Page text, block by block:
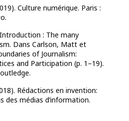
Culture numérique. Paris :
: The many
Dans Carlson, Matt et
of Journalism:
and Participation (p. 1–19).
Rédactions en invention:
des médias d’information.